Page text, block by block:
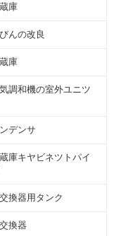
庫
んの改良
庫
調和機の室外ユニツ
デンサ
庫キヤビネツトパイ
換器用タンク
換器